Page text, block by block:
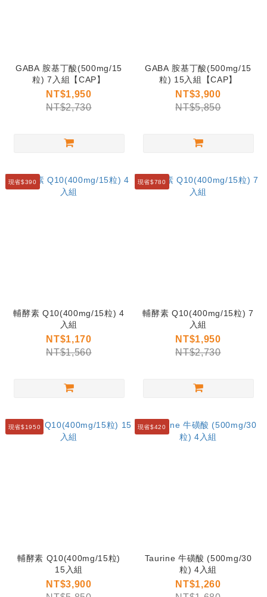
GABA 胺基丁酸(500mg/15
粒) 7入組【CAP】
NT$1,950
NT$2,730
GABA 胺基丁酸(500mg/15
粒) 15入組【CAP】
NT$3,900
NT$5,850
現省$390
輔酵素 Q10(400mg/15粒) 4
入組
NT$1,170
NT$1,560
現省$780
輔酵素 Q10(400mg/15粒) 7
入組
NT$1,950
NT$2,730
現省$1950
輔酵素 Q10(400mg/15粒)
15入組
NT$3,900
現省$420
Taurine 牛磺酸 (500mg/30
粒) 4入組
NT$1,260